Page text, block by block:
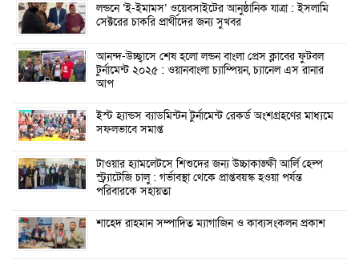
লন্ডনে ‘ই-ইমামস’ ওয়েবসাইটের আনুষ্ঠানিক যাত্রা : ইসলামি
সেক্টরের চাকরি প্রার্থীদের জন্য সুখবর
আনন্দ-উচ্ছ্বাসে শেষ হলো লন্ডন বাংলা প্রেস ক্লাবের ফুটবল
টুর্নামেন্ট ২০২৫ : ওয়ানবাংলা চ্যাম্পিয়ন, চ্যানেল এস রানার
আপ
ইস্ট হ্যান্ডস ব্যাডমিন্টন টুর্নামেন্ট রেকর্ড অংশগ্রহণের মাধ্যমে
সফলভাবে সমাপ্ত
টাওয়ার হ্যামলেটসে শিশুদের জন্য উচ্চাকাঙ্ক্ষী আর্লি হেল্প
স্ট্র্যাটেজি চালু : গর্ভাবস্থা থেকে প্রাপ্তবয়স্ক হওয়া পর্যন্ত
পরিবারকে সহায়তা
শাহেদ রাহমান সম্পাদিত ম্যাগাজিন ও কাব্যসংকলন প্রকাশ